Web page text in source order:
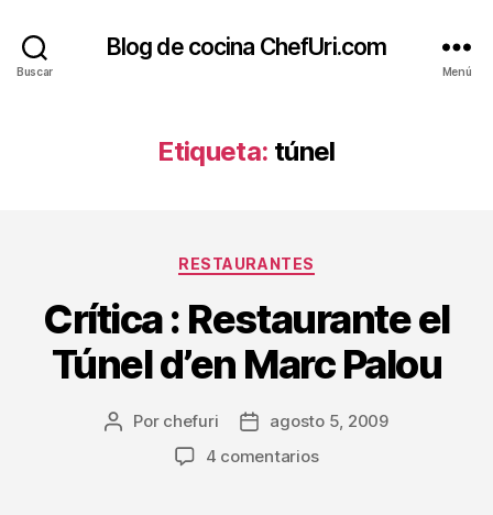
Buscar
Blog de cocina ChefUri.com
Menú
Etiqueta: túnel
Categorías
RESTAURANTES
Crítica : Restaurante el
Túnel d’en Marc Palou
Autor
Por chefuri
Fechaagosto 5, 2009
4 comentariosen